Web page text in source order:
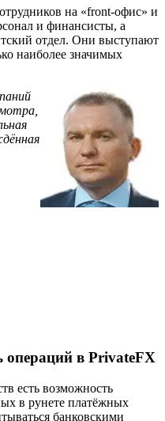
на «front-офис» и
и финансисты, а
отдел. Они выступают
наиболее значимых
операций в PrivateFX
есть возможность
в рунете платёжных
банковскими